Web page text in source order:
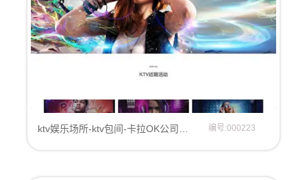
ktv娱乐场所-ktv包间-卡拉OK公司网站模板 编号:000223